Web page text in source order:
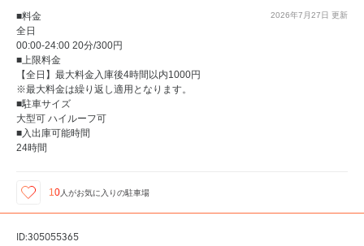
2026年7月27日 更新
■料金
全日
00:00-24:00 20分/300円
■上限料金
【全日】最大料金入庫後4時間以内1000円
※最大料金は繰り返し適用となります。
■駐車サイズ
大型可 ハイルーフ可
■入出庫可能時間
24時間
10 人がお気に入りの駐車場
ID:305055365